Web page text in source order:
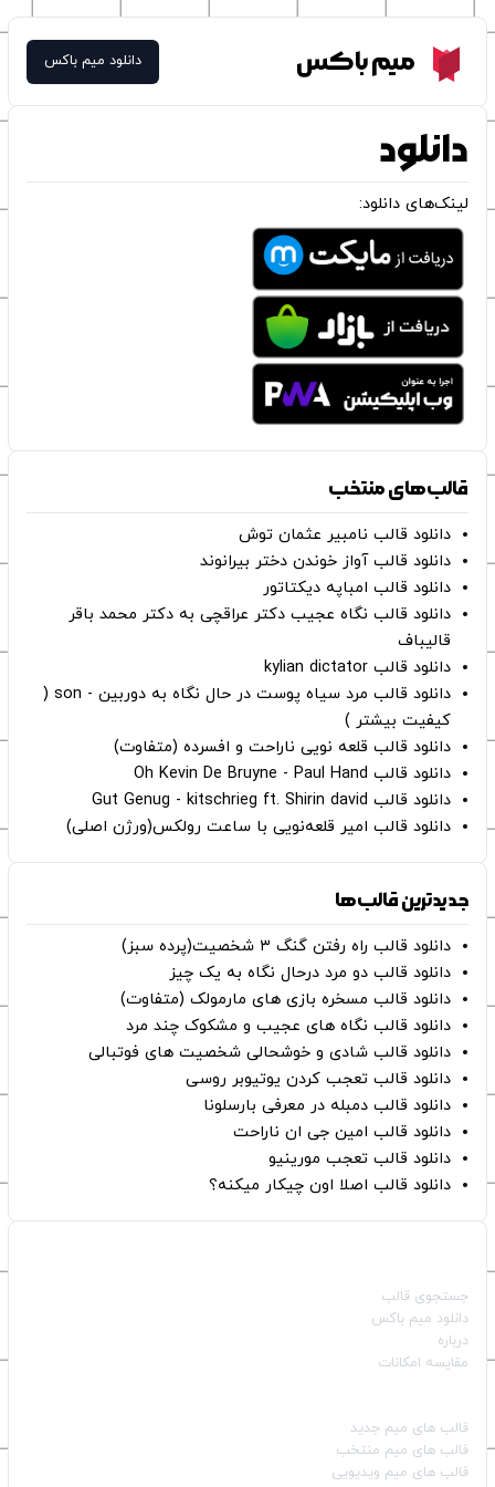
Meme Boxمیم باکس دانلود میم باکس
دانلود
لینک‌های دانلود:
قالب‌های منتخب
دانلود قالب نامبیر عثمان ‌توش
دانلود قالب آواز خوندن دختر بیرانوند
دانلود قالب امباپه دیکتاتور
دانلود قالب نگاه عجیب دکتر عراقچی به دکتر محمد باقر
قالیباف
دانلود قالب kylian dictator
دانلود قالب مرد سیاه پوست در حال نگاه به دوربین - son (
کیفیت بیشتر )
دانلود قالب قلعه نویی ناراحت و افسرده (متفاوت)
دانلود قالب Oh Kevin De Bruyne - Paul Hand
دانلود قالب Gut Genug - kitschrieg ft. Shirin david
دانلود قالب امیر قلعه‌نویی با ساعت رولکس(ورژن اصلی)
جدیدترین قالب‌ها
دانلود قالب راه رفتن گنگ ۳ شخصیت(پرده سبز)
دانلود قالب دو مرد درحال نگاه به یک چیز
دانلود قالب مسخره بازی های مارمولک (متفاوت)
دانلود قالب نگاه های عجیب و مشکوک چند مرد
دانلود قالب شادی و خوشحالی شخصیت های فوتبالی
دانلود قالب تعجب کردن یوتیوبر روسی
دانلود قالب دمبله در معرفی بارسلونا
دانلود قالب امین جی ان ناراحت
دانلود قالب تعجب مورینیو
دانلود قالب اصلا اون چیکار میکنه؟
جستجوی قالب
دانلود میم باکس
درباره
مقایسه امکانات
قالب‌ های میم جدید
قالب‌ های میم منتخب
قالب‌ های میم ویدیویی